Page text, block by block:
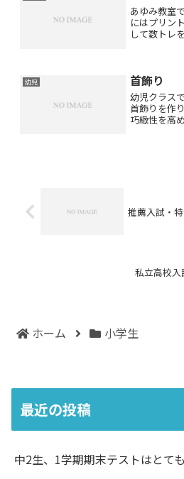
あゆみ教室
にはプリン
して数トレ
さんには...
幼児 首飾り
幼児クラス
首飾りを作
巧緻性を高
推薦入試・
私立高校入
ホーム 小学生
最近の投稿
中2生、1学期期末テストはとて